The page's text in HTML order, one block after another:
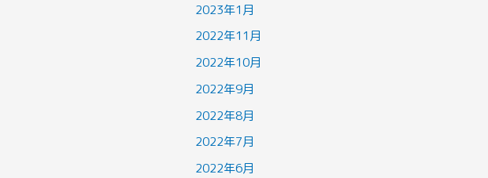
2023年1月
2022年11月
2022年10月
2022年9月
2022年8月
2022年7月
2022年6月